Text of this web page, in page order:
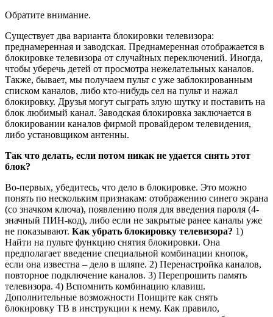
Обратите внимание.
Существует два варианта блокировки телевизора:
преднамеренная и заводская. Преднамеренная отображается в
блокировке телевизора от случайных переключений. Иногда,
чтобы уберечь детей от просмотра нежелательных каналов.
Также, бывает, мы получаем пульт с уже заблокированным
списком каналов, либо кто-нибудь сел на пульт и нажал
блокировку. Друзья могут сыграть злую шутку и поставить на
блок любимый канал. Заводская блокировка заключается в
блокировании каналов фирмой провайдером телевидения,
либо установщиком антенны.
Так что делать, если потом никак не удается снять этот
блок?
Во-первых, убедитесь, что дело в блокировке. Это можно
понять по нескольким признакам: отображению синего экрана
(со значком ключа), появлению поля для введения пароля (4-
значный ПИН-код), либо если не закрытые ранее каналы уже
не показывают. Как убрать блокировку телевизора? 1)
Найти на пульте функцию снятия блокировки. Она
предполагает введение специальной комбинации кнопок,
если она известна – дело в шляпе. 2) Перенастройка каналов,
повторное подключение каналов. 3) Перепрошить память
телевизора. 4) Вспомнить комбинацию клавиш.
Дополнительные возможности Поищите как снять
блокировку ТВ в инструкции к нему. Как правило,